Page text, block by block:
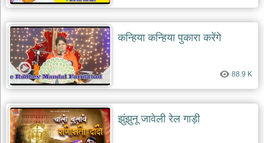
khatu
bhajans
रानी
सती
दादी
भजन
rani
dadi
bhajans
बावा
कन्हिया कन्हिया पुकारा करेंगे
88.9 K
झुंझुनू जावेली रेल गाड़ी